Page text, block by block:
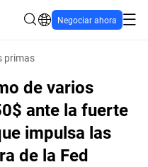
Negociar ahora
primas
de varios
ante la fuerte
impulsa las
de la Fed